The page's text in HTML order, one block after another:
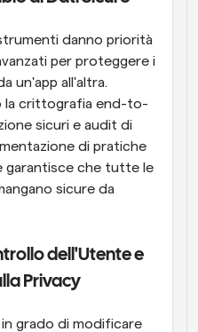
danno priorità
per proteggere i
un'app all'altra.
la crittografia end-to-
sicuri e audit di
di pratiche
garantisce che tutte le
sicure da
dell'Utente e
Privacy
grado di modificare